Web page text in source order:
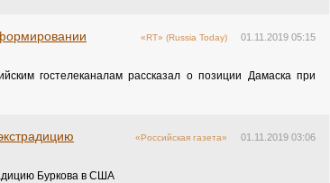
01.11.2019 05:15
«RT» (Russia Today)
гостелеканалам рассказал о позиции Дамаска при
01.11.2019 03:06
«Российская газета»
Буркова в США